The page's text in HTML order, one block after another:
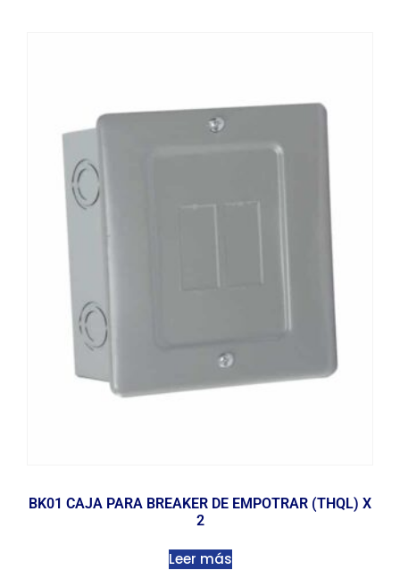
BK01 CAJA PARA BREAKER DE EMPOTRAR (THQL) X
2
Leer más